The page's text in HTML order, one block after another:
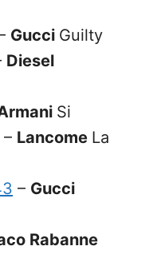
Gucci Guilty
Diesel
Si
– Lancome La
– Gucci
Rabanne